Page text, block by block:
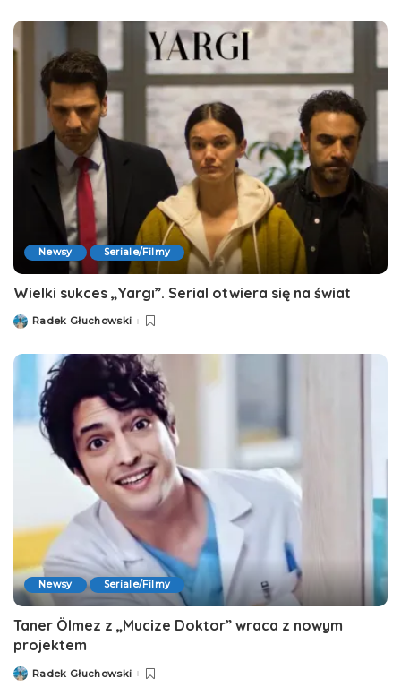
Newsy Seriale/Filmy
Wielki sukces „Yargı”. Serial otwiera się na świat
PostedRadek Głuchowski
Newsy Seriale/Filmy
Taner Ölmez z „Mucize Doktor” wraca z nowym
projektem
PostedRadek Głuchowski